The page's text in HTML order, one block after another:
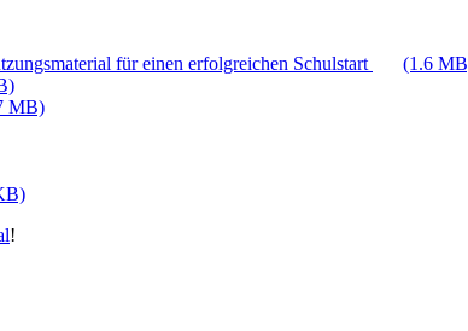
für einen erfolgreichen Schulstart
(1.6
MB)
!